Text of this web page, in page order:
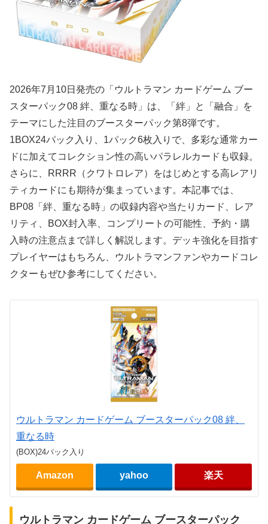
2026年7月10日発売の「ウルトラマン カードゲーム ブー
スターパック08 絆、重なる時」は、「絆」と「融合」を
テーマにした注目のブースターパック第8弾です。
1BOX24パック入り、1パック6枚入りで、多彩な通常カー
ドに加えてコレクション性の高いパラレルカードも収録。
さらに、RRRR（クワトロレア）をはじめとする高レアリ
ティカードにも期待が集まっています。本記事では、
BP08「絆、重なる時」の収録内容や当たりカード、レア
リティ、BOX封入率、コンプリートの可能性、予約・購
入時の注意点まで詳しく解説します。デッキ強化を目指す
プレイヤーはもちろん、ウルトラマンファンやカードコレ
クターもぜひ参考にしてください。
ウルトラマン カードゲーム ブースターパック08 絆、
重なる時
(BOX)24パック入り
Amazon yahoo 楽天
ウルトラマン カードゲーム ブースターパック